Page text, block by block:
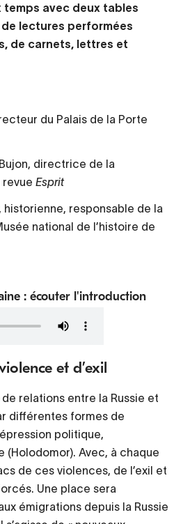
temps avec deux tables
lectures performées
de carnets, lettres et
du Palais de la Porte
directrice de la
Esprit
historienne, responsable de la
national de l’histoire de
: écouter l'introduction
et d’exil
relations entre la Russie et
différentes formes de
politique,
(Holodomor). Avec, à chaque
de ces violences, de l’exil et
Une place sera
émigrations depuis la Russie